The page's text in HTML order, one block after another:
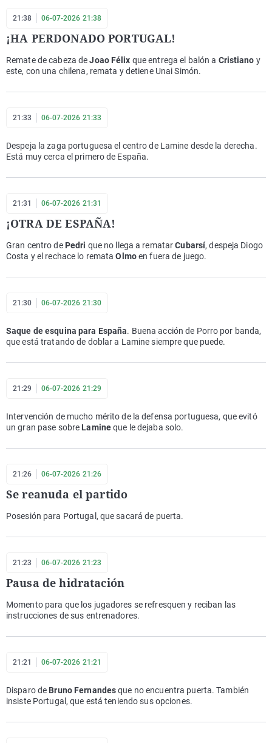
21:38 06-07-2026 21:38
¡HA PERDONADO PORTUGAL!
Remate de cabeza deJoao Félix que entrega el balón a Cristiano y
este, con una chilena, remata y detiene Unai Simón.
21:33 06-07-2026 21:33
Despeja la zaga portuguesa el centro de Lamine desde la derecha.
Está muy cerca el primero de España.
21:31 06-07-2026 21:31
¡OTRA DE ESPAÑA!
Gran centro de Pedri que no llega a rematarCubarsí, despeja Diogo
Costa y el rechace lo remataOlmoen fuera de juego.
21:30 06-07-2026 21:30
Saque de esquina para España. Buena acción de Porro por banda,
que está tratando de doblar a Lamine siempre que puede.
21:29 06-07-2026 21:29
Intervención de mucho mérito de la defensa portuguesa, que evitó
un gran pase sobre Lamineque le dejaba solo.
21:26 06-07-2026 21:26
Se reanuda el partido
Posesión para Portugal, que sacará de puerta.
21:23 06-07-2026 21:23
Pausa de hidratación
Momento para que los jugadores se refresquen y reciban las
instrucciones de sus entrenadores.
21:21 06-07-2026 21:21
Disparo de Bruno Fernandesque no encuentra puerta. También
insiste Portugal, que está teniendo sus opciones.